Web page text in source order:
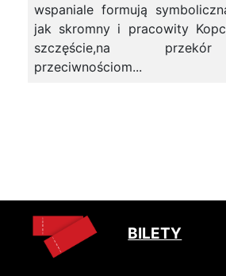
wspaniale formują
jak skromny i pracowity
szczęście,na
przeciwnościom...
BILETY